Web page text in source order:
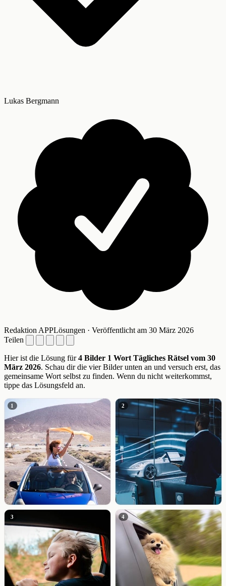
Lukas Bergmann
Redaktion APPLösungen · Veröffentlicht am 30 März 2026
Teilen
Hier ist die Lösung für4 Bilder 1 Wort Tägliches Rätsel vom 30
März 2026. Schau dir die vier Bilder unten an und versuch erst, das
gemeinsame Wort selbst zu finden. Wenn du nicht weiterkommst,
tippe das Lösungsfeld an.
1 2
3 4